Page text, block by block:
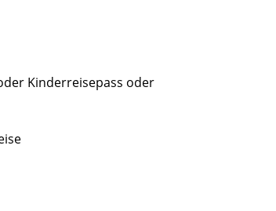
Kinderreisepass oder